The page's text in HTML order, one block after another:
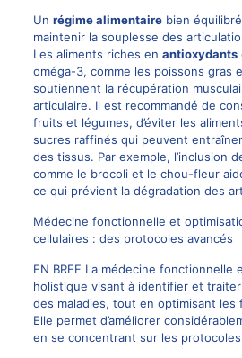
Un régime alimentairebien
maintenir la souplesse des
Les aliments riches en antioxydants
oméga-3, comme les poissons gras
soutiennent la récupération
articulaire. Il est recommandé de
fruits et légumes, d’éviter les
sucres raffinés qui peuvent
des tissus. Par exemple, l’inclusion
comme le brocoli et le chou-fleur
ce qui prévient la dégradation des
Médecine fonctionnelle et
cellulaires : des protocoles avancés
EN BREF La médecine fonctionnelle
holistique visant à identifier et
des maladies, tout en optimisant les
Elle permet d’améliorer
en se concentrant sur les